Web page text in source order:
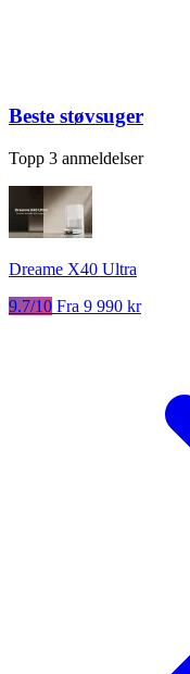
Beste støvsuger
Topp 3 anmeldelser
Dreame X40 Ultra
9.7/10 Fra 9 990 kr